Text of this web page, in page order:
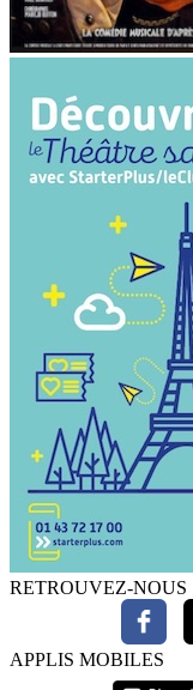
RETROUVEZ-NOUS
APPLIS MOBILES